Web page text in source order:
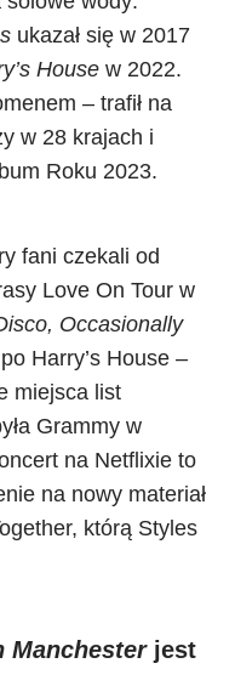
ukazał się w 2017
House w 2022.
– trafił na
w 28 krajach i
Roku 2023.
fani czekali od
Love On Tour w
Occasionally
Harry’s House –
miejsca list
Grammy w
na Netflixie to
na nowy materiał
którą Styles
Manchesterjest